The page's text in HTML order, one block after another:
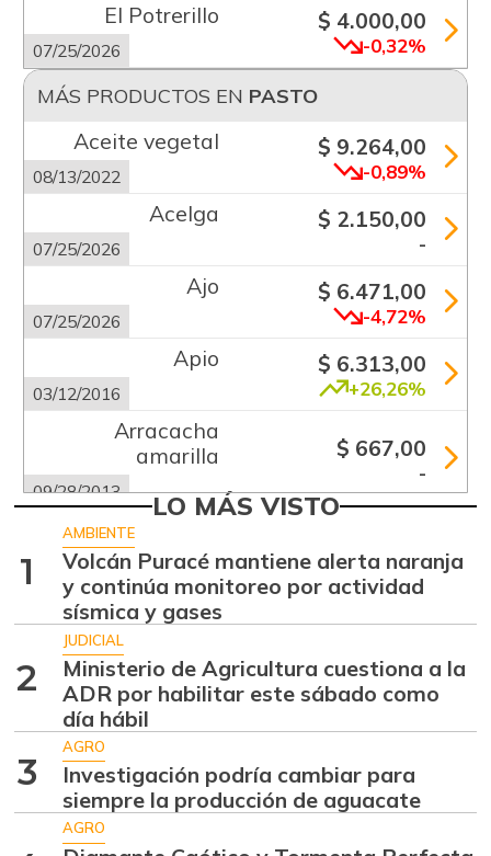
El Potrerillo
07/25/2026
$ 4.000,00
-0,32%
MÁS PRODUCTOS EN PASTO
Aceite vegetal
08/13/2022
$ 9.264,00
-0,89%
Acelga
07/25/2026
$ 2.150,00
-
Ajo
07/25/2026
$ 6.471,00
-4,72%
Apio
03/12/2016
$ 6.313,00
+26,26%
Arracacha
amarilla
09/28/2013
$ 667,00
-
Arracacha blanca
07/25/2026 +1,10%
Arroz blanco
importado
07/25/2026
$ 3.283,00
Arroz de primera
07/25/2026
$ 3.947,00
-3,90%
Arveja verde en
vaina
07/25/2026
$ 4.700,00
+2,17%
LO MÁS VISTO
1
AMBIENTE
Volcán Puracé mantiene alerta naranja
y continúa monitoreo por actividad
sísmica y gases
2
JUDICIAL
Ministerio de Agricultura cuestiona a la
ADR por habilitar este sábado como
día hábil
3
AGRO
Investigación podría cambiar para
siempre la producción de aguacate
AGRO